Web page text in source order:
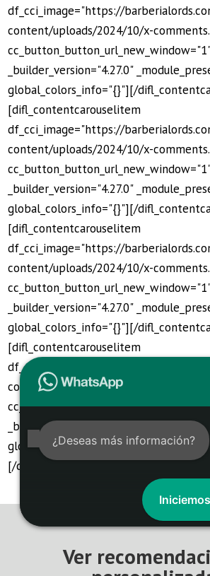
df_cci_image="https://
content/uploads/2024/10/x-
_builder_version="4.27.0"
global_colors_info="{}"][/
[difl_contentcarouselitem
df_cci_image="https://
content/uploads/2024/10/x-
_builder_version="4.27.0"
global_colors_info="{}"][/
[difl_contentcarouselitem
df_cci_image="https://
content/uploads/2024/10/x-
_builder_version="4.27.0"
global_colors_info="{}"][/
[difl_contentcarouselitem
df_cci_image="https://
content/uploads/2024/10/x-
_builder_version="4.27.0"
global_colors_info="{}"][/
[/difl_contentcarousel]
Ver
¿Deseas más información?